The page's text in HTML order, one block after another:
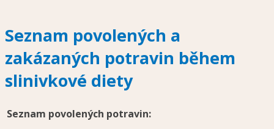
Seznam povolených a
zakázaných potravin během
slinivkové diety
Seznam povolených potravin: